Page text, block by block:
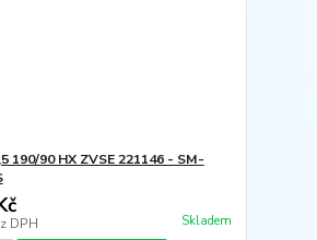
190/90 HX ZVSE 221146 - SM-
DPH Skladem